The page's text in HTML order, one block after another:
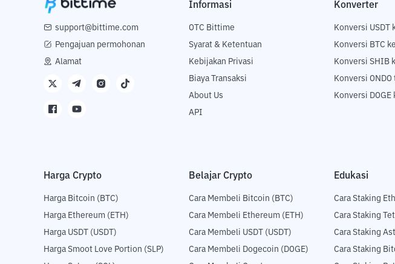
support@bittime.com
Pengajuan permohonan
Alamat
Informasi
OTC Bittime
Syarat & Ketentuan
Kebijakan Privasi
Biaya Transaksi
About Us
API
Konverter
Konversi USDT
Konversi BTC
Konversi SHIB
Konversi ONDO
Konversi DOGE
Harga Crypto
Harga Bitcoin (BTC)
Harga Ethereum (ETH)
Harga USDT (USDT)
Harga Smoot Love Portion (SLP)
Belajar Crypto
Cara Membeli Bitcoin (BTC)
Cara Membeli Ethereum (ETH)
Cara Membeli USDT (USDT)
Cara Membeli Dogecoin (DOGE)
Edukasi
Cara Staking
Cara Staking
Cara Staking
Cara Staking